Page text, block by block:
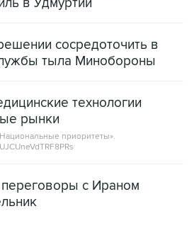
сосредоточить в
технологии
приоритеты».